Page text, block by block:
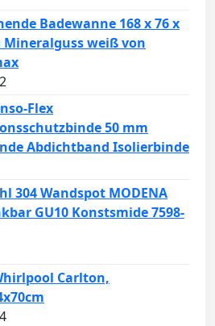
Badewanne 168 x 76 x
Mineralguss weiß von
Flex
50 mm
Abdichtband Isolierbinde
304 Wandspot MODENA
GU10 Konstsmide 7598-
Carlton,